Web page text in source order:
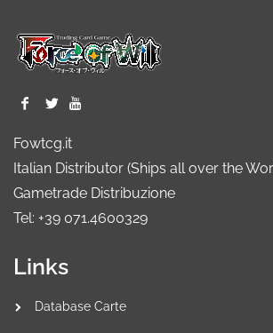
Fowtcg.it
Italian Distributor (Ships all over the
Gametrade Distribuzione
Tel: +39 071.4600329
Links
Database Carte